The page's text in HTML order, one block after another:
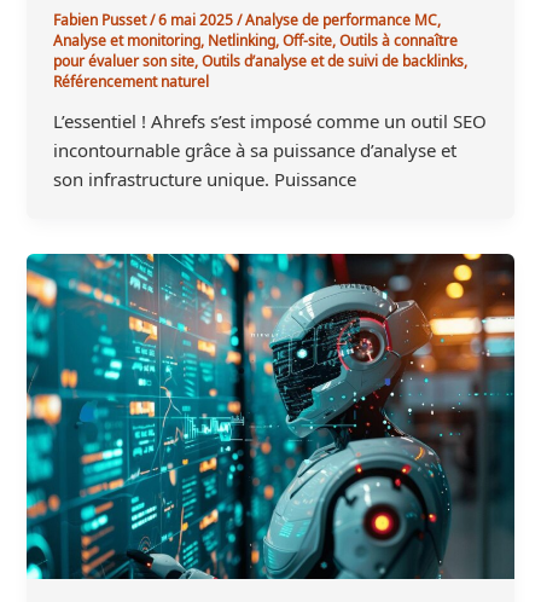
Fabien Pusset/6 mai 2025/Analyse de performance MC,
Analyse et monitoring,Netlinking,Off-site,Outils à connaître
pour évaluer son site,Outils d’analyse et de suivi de backlinks,
Référencement naturel
L’essentiel ! Ahrefs s’est imposé comme un outil SEO
incontournable grâce à sa puissance d’analyse et
son infrastructure unique. Puissance